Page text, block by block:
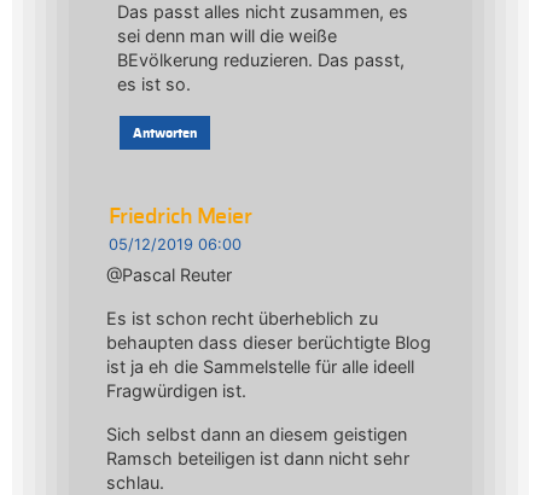
Das passt alles nicht zusammen, es
sei denn man will die weiße
BEvölkerung reduzieren. Das passt,
es ist so.
Antworten
Friedrich Meier
05/12/2019 06:00
@Pascal Reuter
Es ist schon recht überheblich zu
behaupten dass dieser berüchtigte Blog
ist ja eh die Sammelstelle für alle ideell
Fragwürdigen ist.
Sich selbst dann an diesem geistigen
Ramsch beteiligen ist dann nicht sehr
schlau.